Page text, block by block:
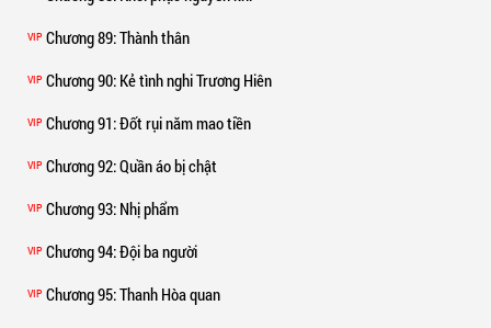
VIP Chương 89: Thành thân
VIP Chương 90: Kẻ tình nghi Trương Hiên
VIP Chương 91: Đốt rụi năm mao tiền
VIP Chương 92: Quần áo bị chật
VIP Chương 93: Nhị phẩm
VIP Chương 94: Đội ba người
VIP Chương 95: Thanh Hòa quan